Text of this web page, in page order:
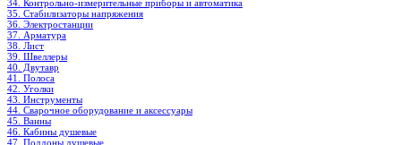
34. Контрольно-измерительные приборы и автоматика
35. Стабилизаторы напряжения
36. Электростанции
37. Арматура
38. Лист
39. Швеллеры
40. Двутавр
41. Полоса
42. Уголки
43. Инструменты
44. Сварочное оборудование и аксессуары
45. Ванны
46. Кабины душевые
47. Поддоны душевые